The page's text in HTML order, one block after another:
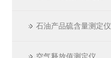
石油产品硫含量测定仪
空气释放值测定仪